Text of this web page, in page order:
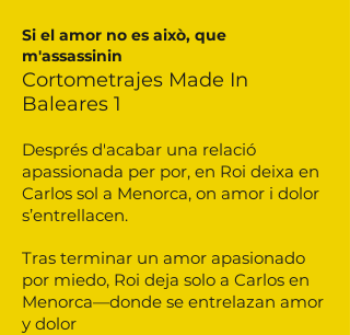
Si el amor no es això, que
m'assassinin
Cortometrajes Made In
Baleares 1
Després d'acabar una relació
apassionada per por, en Roi deixa en
Carlos sol a Menorca, on amor i dolor
s’entrellacen.
Tras terminar un amor apasionado
por miedo, Roi deja solo a Carlos en
Menorca—donde se entrelazan amor
y dolor